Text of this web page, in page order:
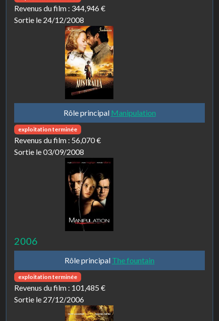
Revenus du film : 344,946 €
Sortie le 24/12/2008
Rôle principal Manipulation
exploitation terminée
Revenus du film : 56,070 €
Sortie le 03/09/2008
2006
Rôle principal The fountain
exploitation terminée
Revenus du film : 101,485 €
Sortie le 27/12/2006